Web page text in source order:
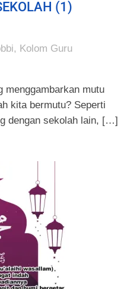
(1)
, Kolom Guru
menggambarkan mutu
kita bermutu? Seperti
dengan sekolah lain, […]